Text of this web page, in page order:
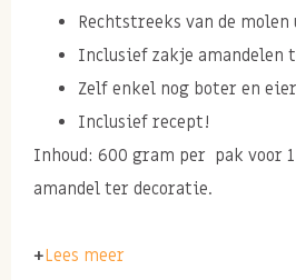
Rechtstreeks van de
Inclusief zakje amandelen
Zelf enkel nog boter en
Inclusief recept!
Inhoud: 600 gram per pak voor
amandel ter decoratie.
Lees meer